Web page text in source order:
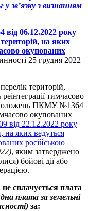
зв’язку з визнанням
від 06.12.2022 року
на яких
окупованих
25 грудня 2022
територій,
тимчасово
положень ПКМУ №1364
окупованих
від 22.12.2022 року
на яких ведуться
російською
, яким затверджено
бойові дії або
сплачується плата
плата за земельні
за: